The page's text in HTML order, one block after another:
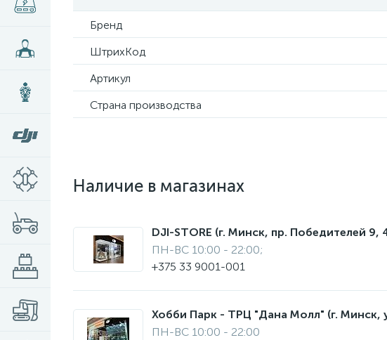
Бренд
ШтрихКод
Артикул
Страна производства
Наличие в магазинах
DJI-STORE (г. Минск, пр. Победителей 9,
ПН-ВС 10:00 - 22:00;
+375 33 9001-001
Хобби Парк - ТРЦ "Дана Молл" (г. Минск,
ПН-ВС 10:00 - 22:00